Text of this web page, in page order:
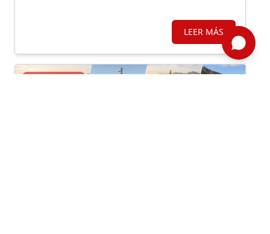
masa, así como la población e infraestructura
LEER MÁS